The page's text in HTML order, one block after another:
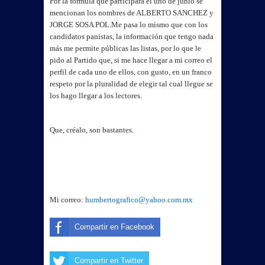
mencionan los nombres de ALBERTO SANCHEZ y
JORGE SOSA POL. Me pasa lo mismo que con los
candidatos panistas, la información que tengo nada
más me permite públicas las listas, por lo que le
pido al Partido que, si me hace llegar a mi correo el
perfil de cada uno de ellos, con gusto, en un franco
respeto por la pluralidad de elegir tal cual llegue se
los hago llegar a los lectores.
Que, créalo, son bastantes.
Mi correo: humbertografico@yahoo.com.mx
Compartir en Facebook
Compartir en Twitter